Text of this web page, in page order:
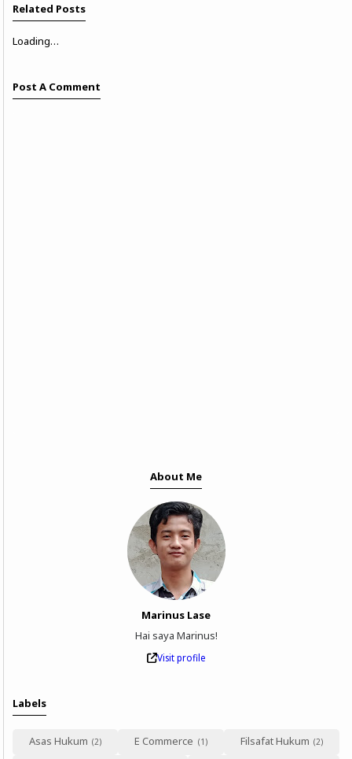
Related Posts
Loading…
Post A Comment
About Me
Marinus Lase
Hai saya Marinus!
Visit profile
Labels
Asas Hukum E Commerce
Filsafat Hukum